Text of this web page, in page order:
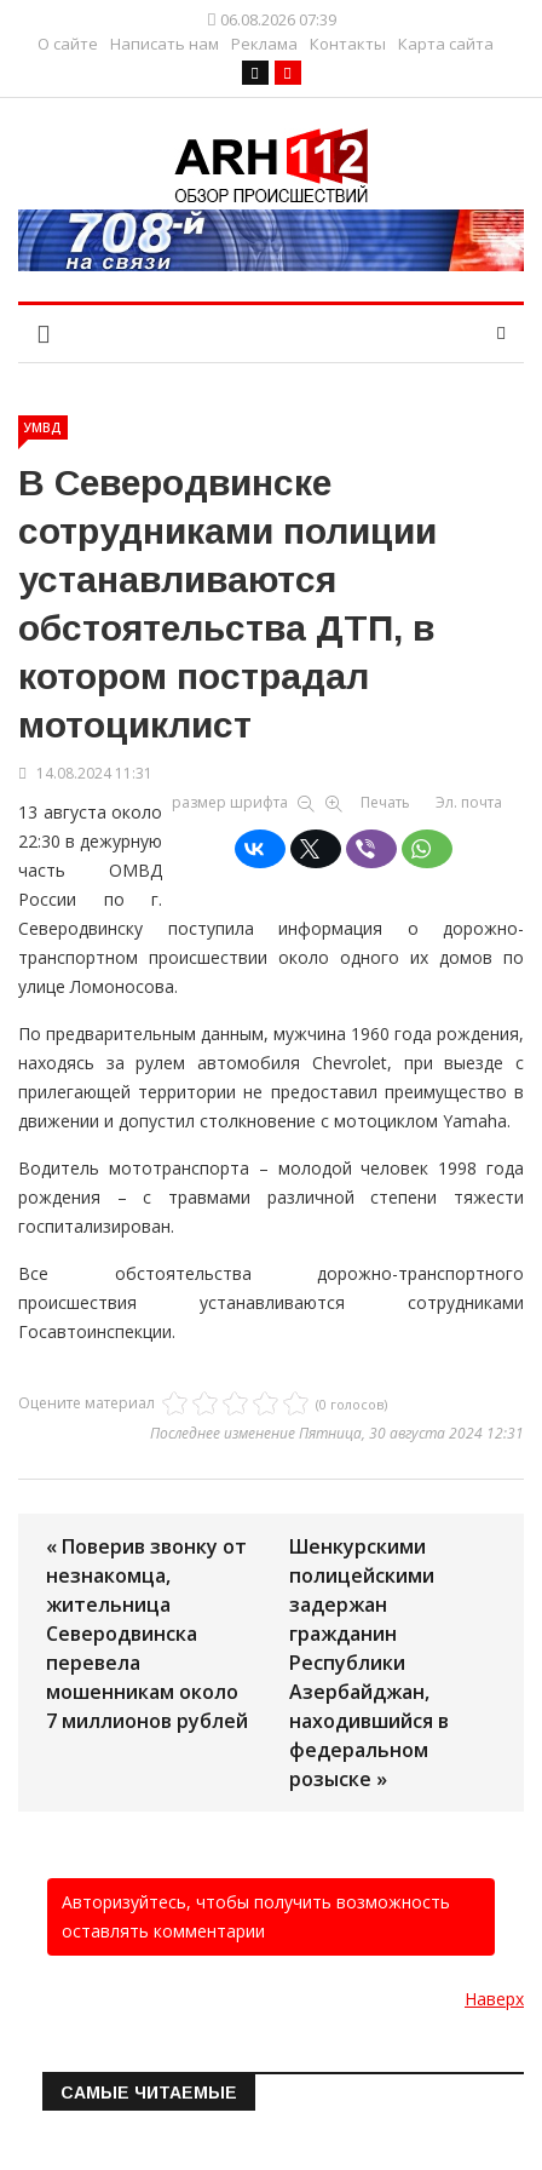
06.08.2026 07:39
О сайте
Написать нам Реклама Контакты Карта сайта
УМВД
В Северодвинске
сотрудниками полиции
устанавливаются
обстоятельства ДТП, в
котором пострадал
мотоциклист
14.08.2024 11:31
размер шрифта
Печать Эл. почта
13 августа около
22:30 в дежурную
часть ОМВД
России по г.
Северодвинску поступила информация о дорожно-
транспортном происшествии около одного их домов по
улице Ломоносова.
По предварительным данным, мужчина 1960 года рождения,
находясь за рулем автомобиля Chevrolet, при выезде с
прилегающей территории не предоставил преимущество в
движении и допустил столкновение с мотоциклом Yamaha.
Водитель мототранспорта – молодой человек 1998 года
рождения – с травмами различной степени тяжести
госпитализирован.
Все обстоятельства дорожно-транспортного
происшествия устанавливаются сотрудниками
Госавтоинспекции.
Оцените материал (0 голосов)
Последнее изменение Пятница, 30 августа 2024 12:31
« Поверив звонку от
незнакомца,
жительница
Северодвинска
перевела
мошенникам около
7 миллионов рублей
Шенкурскими
полицейскими
задержан
гражданин
Республики
Азербайджан,
находившийся в
федеральном
розыске »
Авторизуйтесь, чтобы получить возможность
оставлять комментарии
Наверх
САМЫЕ ЧИТАЕМЫЕ